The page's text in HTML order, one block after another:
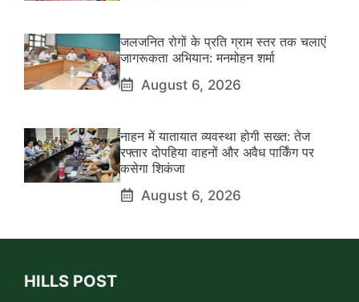
जलजनित रोगों के प्रति ग्राम स्तर तक चलाएं
जागरूकता अभियान: मनमोहन शर्मा
August 6, 2026
नाहन में यातायात व्यवस्था होगी सख्त: तेज
रफ्तार दोपहिया वाहनों और अवैध पार्किंग पर
कसेगा शिकंजा
August 6, 2026
HILLS POST